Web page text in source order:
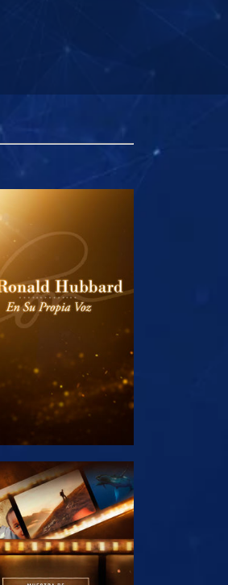
LAS SERIES